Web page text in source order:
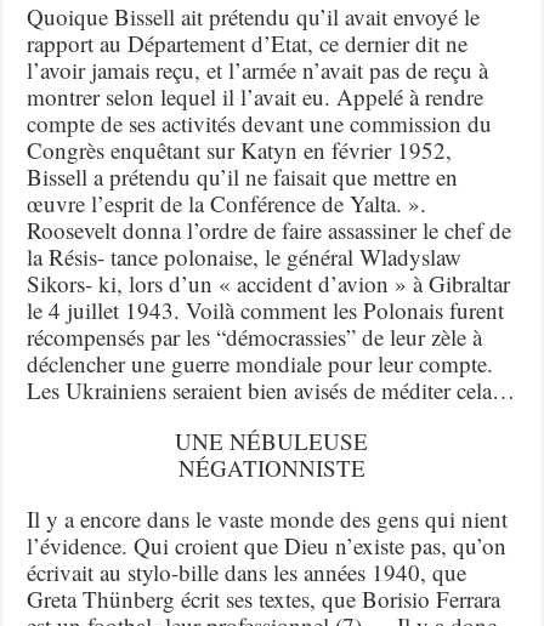
Quoique Bissell ait prétendu qu’il avait envoyé le
rapport au Département d’Etat, ce dernier dit ne
l’avoir jamais reçu, et l’armée n’avait pas de reçu à
montrer selon lequel il l’avait eu. Appelé à rendre
compte de ses activités devant une commission du
Congrès enquêtant sur Katyn en février 1952,
Bissell a prétendu qu’il ne faisait que mettre en
œuvre l’esprit de la Conférence de Yalta. ».
Roosevelt donna l’ordre de faire assassiner le chef de
la Résis- tance polonaise, le général Wladyslaw
Sikors- ki, lors d’un « accident d’avion » à Gibraltar
le 4 juillet 1943. Voilà comment les Polonais furent
récompensés par les “démocrassies” de leur zèle à
déclencher une guerre mondiale pour leur compte.
Les Ukrainiens seraient bien avisés de méditer cela…
UNE NÉBULEUSE
NÉGATIONNISTE
Il y a encore dans le vaste monde des gens qui nient
l’évidence. Qui croient que Dieu n’existe pas, qu’on
écrivait au stylo-bille dans les années 1940, que
Greta Thünberg écrit ses textes, que Borisio Ferrara